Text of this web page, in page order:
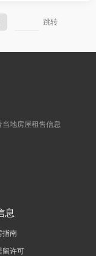
跳转
地房屋租售信息
息
指南
留许可